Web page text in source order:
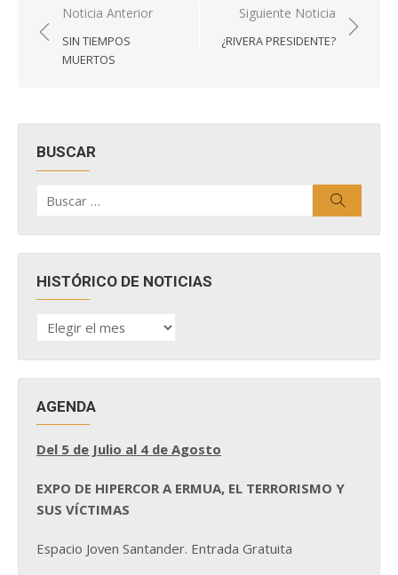
Navegación
de
entradas
Noticia Anterior
SIN TIEMPOS
MUERTOS
Siguiente Noticia
¿RIVERA PRESIDENTE?
BUSCAR
por:
HISTÓRICO DE NOTICIAS
HISTÓRICO
DE
AGENDA
Del 5 de Julio al 4 de Agosto
EXPO DE HIPERCOR A ERMUA, EL TERRORISMO Y
SUS VÍCTIMAS
Espacio Joven Santander. Entrada Gratuita